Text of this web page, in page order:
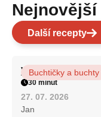
Další recepty
Vláčná olejová
Buchtičky a buchty
30 minut
27. 07. 2026
Jan